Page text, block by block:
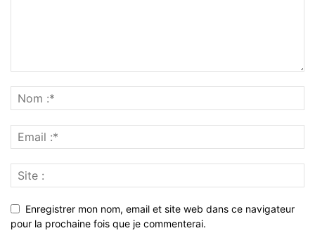
Enregistrer mon nom, email et site web dans ce navigateur
pour la prochaine fois que je commenterai.